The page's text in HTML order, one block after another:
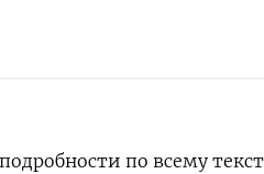
по всему